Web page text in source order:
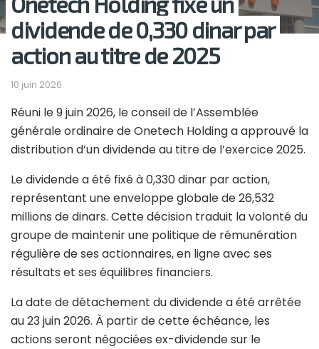
dividende de 0,330 dinar par
action au titre de 2025
10 juin 2026
Réuni le 9 juin 2026, le conseil de l’Assemblée
générale ordinaire de Onetech Holding a approuvé la
distribution d’un dividende au titre de l’exercice 2025.
Le dividende a été fixé à 0,330 dinar par action,
représentant une enveloppe globale de 26,532
millions de dinars. Cette décision traduit la volonté du
groupe de maintenir une politique de rémunération
régulière de ses actionnaires, en ligne avec ses
résultats et ses équilibres financiers.
La date de détachement du dividende a été arrêtée
au 23 juin 2026. À partir de cette échéance, les
actions seront négociées ex-dividende sur le